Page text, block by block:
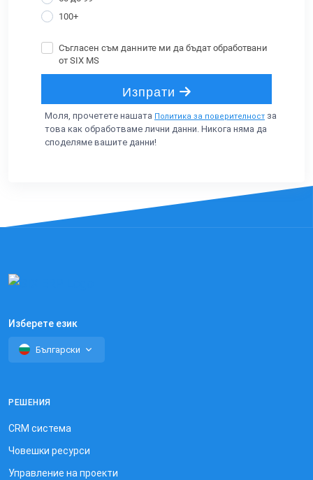
Моля, прочетете нашата Политика за поверителност за
това как обработваме лични данни. Никога няма да
споделяме вашите данни!
Изберете език
Български
РЕШЕНИЯ
CRM система
Човешки ресурси
Управление на проекти